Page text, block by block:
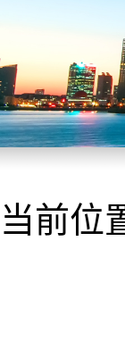
当前位